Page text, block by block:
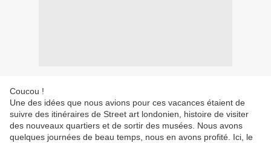
Coucou !
Une des idées que nous avions pour ces vacances étaient de
suivre des itinéraires de Street art londonien, histoire de visiter
des nouveaux quartiers et de sortir des musées. Nous avons
quelques journées de beau temps, nous en avons profité. Ici, le